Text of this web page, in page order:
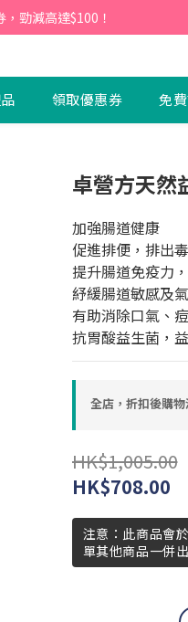
下單輸入優惠碼「NEW95」即
勁減高達$100！
領取優惠券 免
卓營方天然
加強腸道健康
促進排便，排出
提升腸道免疫力
紓緩腸道敏感及
有助消除口氣、
抗胃酸益生菌，
全店，折扣後購
HK$1,005.00
HK$708.00
注意：此商品會
單其他商品一併